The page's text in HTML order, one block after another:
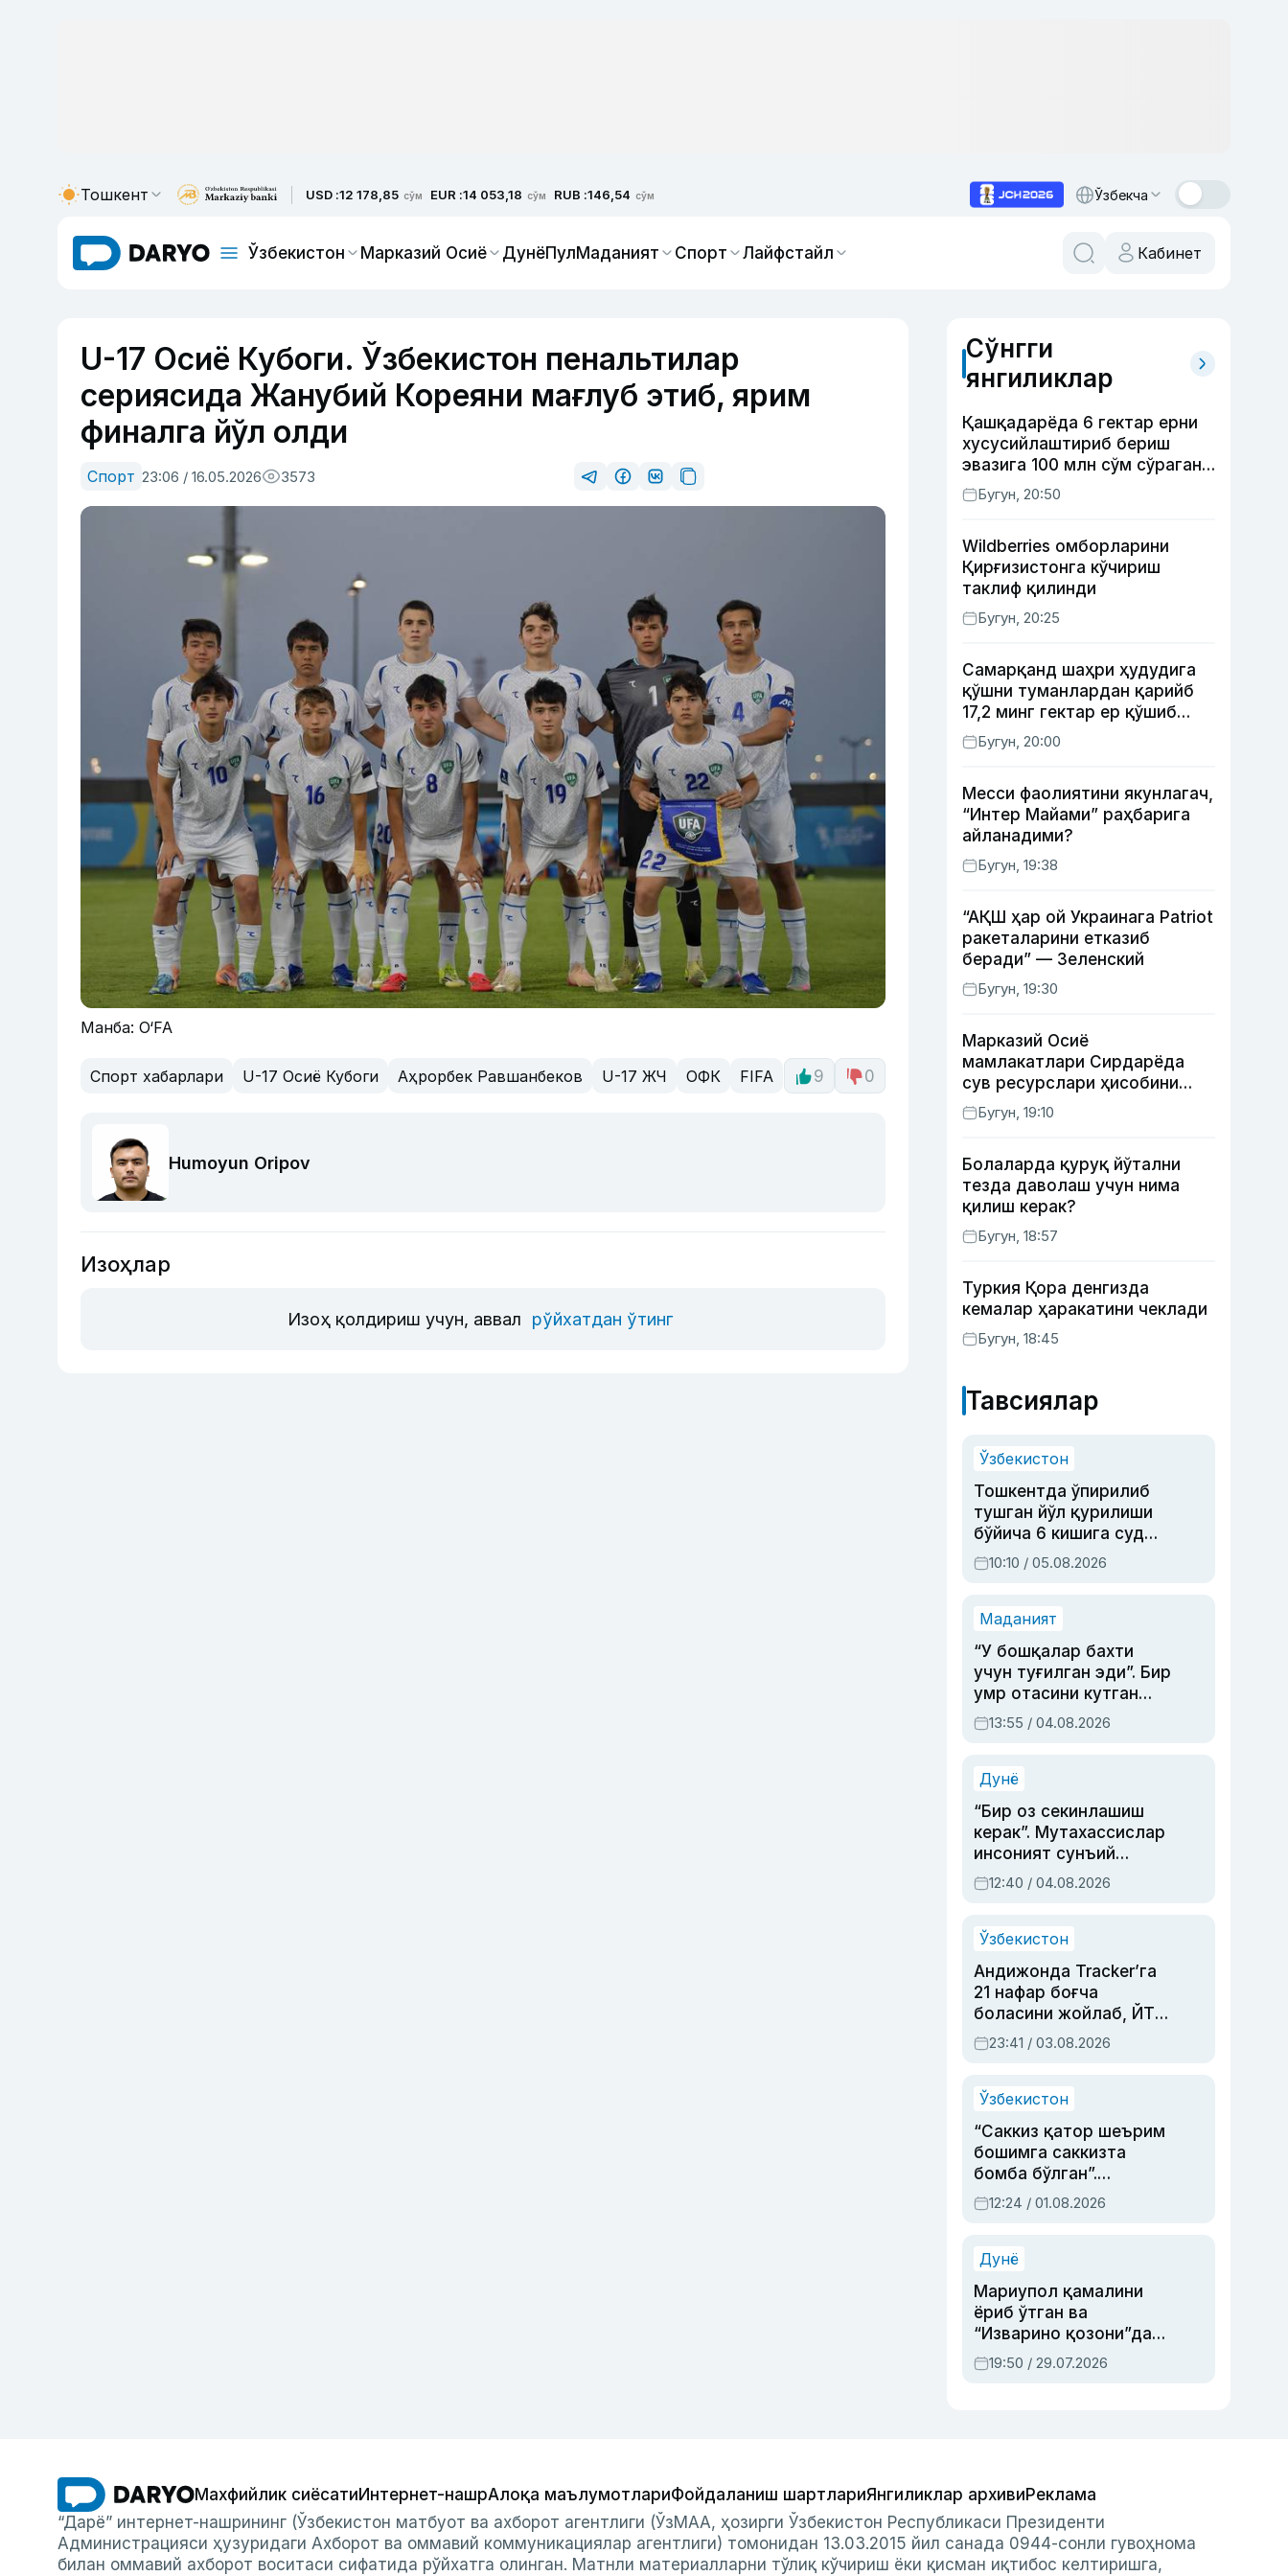
Тошкент USD :12 178,85 сўм EUR :14 053,18 сўм RUB :146,54 сўм Ўзбекча
Ўзбекистон Марказий Осиё ДунёПулМаданият Спорт Лайфстайл Кабинет
U-17 Осиё Кубоги. Ўзбекистон пенальтилар
сериясида Жанубий Кореяни мағлуб этиб, ярим
финалга йўл олди
Спорт 23:06 / 16.05.2026 3573
Манба: O‘FA
Спорт хабарлари U-17 Осиё Кубоги Аҳрорбек Равшанбеков U-17 ЖЧ ОФК FIFA 9 0
Humoyun Oripov
Изоҳлар
Изоҳ қолдириш учун, аввал рўйхатдан ўтинг
Сўнгги
янгиликлар
Қашқадарёда 6 гектар ерни
хусусийлаштириб бериш
эвазига 100 млн сўм сўраган
шахс ушланди
Бугун, 20:50
Wildberries омборларини
Қирғизистонга кўчириш
таклиф қилинди
Бугун, 20:25
Самарқанд шаҳри ҳудудига
қўшни туманлардан қарийб
17,2 минг гектар ер қўшиб
берилади
Бугун, 20:00
Месси фаолиятини якунлагач,
“Интер Майами” раҳбарига
айланадими?
Бугун, 19:38
“АҚШ ҳар ой Украинага Patriot
ракеталарини етказиб
беради” — Зеленский
Бугун, 19:30
Марказий Осиё
мамлакатлари Сирдарёда
сув ресурслари ҳисобини
автоматлаштириш режасини
ишлаб чиқишни маъқуллади
Бугун, 19:10
Болаларда қуруқ йўтални
тезда даволаш учун нима
қилиш керак?
Бугун, 18:57
Туркия Қора денгизда
кемалар ҳаракатини чеклади
Бугун, 18:45
Тавсиялар
Ўзбекистон
Тошкентда ўпирилиб
тушган йўл қурилиши
бўйича 6 кишига суд
ҳукми ўқилди
10:10 / 05.08.2026
Маданият
“У бошқалар бахти
учун туғилган эди”. Бир
умр отасини кутган
актриса ва дубльяж
устаси Римма
синовларга тўла ҳаёти
13:55 / 04.08.2026
Дунё
“Бир оз секинлашиш
керак”. Мутахассислар
инсоният сунъий
интеллектни бошқара
олмай қолишидан
12:40 / 04.08.2026
Ўзбекистон
Андижонда Tracker’га
21 нафар боғча
боласини жойлаб, ЙТҲ
содир этган аёлга суд
ҳукми ўқилди
23:41 / 03.08.2026
Ўзбекистон
“Саккиз қатор шеърим
бошимга саккизта
бомба бўлган”.
Абдулла Ориповни
сиёсий айбловлардан
12:24 / 01.08.2026
Дунё
Мариупол қамалини
ёриб ўтган ва
“Изварино қозони”дан
чиққан қаҳрамон —
Украина армияси бош
19:50 / 29.07.2026
Махфийлик сиёсатиИнтернет-нашрАлоқа маълумотлариФойдаланиш шартлариЯнгиликлар архивиРеклама
“Дарё” интернет-нашрининг (Ўзбекистон матбуот ва ахборот агентлиги (ЎзМАА, ҳозирги Ўзбекистон Республикаси Президенти
Администрацияси ҳузуридаги Ахборот ва оммавий коммуникациялар агентлиги) томонидан 13.03.2015 йил санада 0944-сонли гувоҳнома
билан оммавий ахборот воситаси сифатида рўйхатга олинган. Матнли материалларни тўлиқ кўчириш ёки қисман иқтибос келтиришга,